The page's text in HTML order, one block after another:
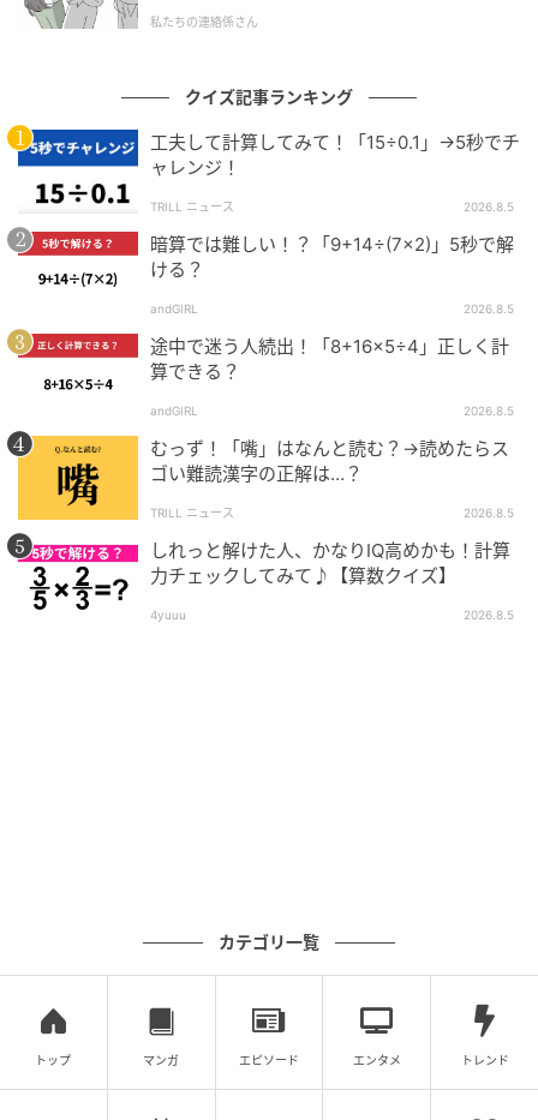
私たちの連絡係さん
クイズ記事ランキング
工夫して計算してみて！「15÷0.1」→5秒でチ
ャレンジ！
TRILL ニュース 2026.8.5
暗算では難しい！？「9+14÷(7×2)」5秒で解
ける？
andGIRL 2026.8.5
途中で迷う人続出！「8+16×5÷4」正しく計
算できる？
andGIRL 2026.8.5
むっず！「嘴」はなんと読む？→読めたらス
ゴい難読漢字の正解は…？
TRILL ニュース 2026.8.5
しれっと解けた人、かなりIQ高めかも！計算
力チェックしてみて♪【算数クイズ】
4yuuu 2026.8.5
カテゴリ一覧
トップ マンガ エピソード エンタメ トレンド